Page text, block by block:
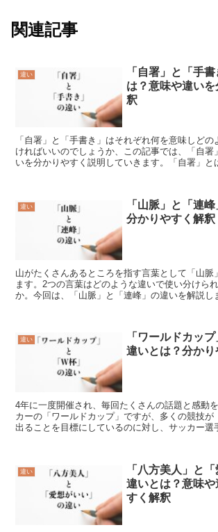
関連記事
違い
「自署」と「手
は？意味や違い
釈
「自署」と「手書き」はそれぞれ何を意味しど
ければいいのでしょうか、この記事では、「自署
いを分かりやすく説明していきます。「自署」と
違い
「山脈」と「連
分かりやすく解釈
山がたくさんあるところを指す言葉として「山脈
ます。2つの言葉はどのような違いで使い分けら
か。今回は、「山脈」と「連峰」の違いを解説し
違い
「ワールドカッ
違いとは？分か
4年に一度開催され、毎回たくさんの話題と感動
カーの「ワールドカップ」ですが、多くの競技が
出ることを目標にしているのに対し、サッカー選
違い
「八方美人」と
違いとは？意味
すく解釈